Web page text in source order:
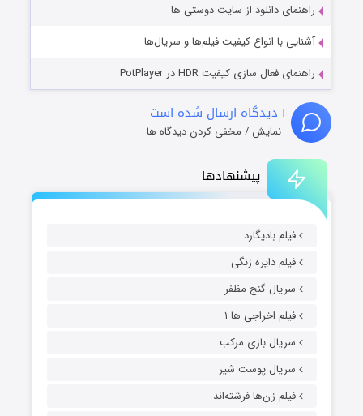
پیشنهادها
فیلم بادیگارد
فیلم دایره زنگی
سریال گنج مظفر
فیلم اخراجی ها ۱
سریال بازی مرکب
سریال پوست شیر
فیلم زن‌ها فرشته‌اند
راهنمای دانلود از سایت دوستی ها
آشنایی با انواع کیفیت فیلم‌ها و سریال‌ها
راهنمای فعال سازی کیفیت HDR در PotPlayer
۱ دیدگاه ارسال شده است
نمایش / مخفی کردن دیدگاه ها